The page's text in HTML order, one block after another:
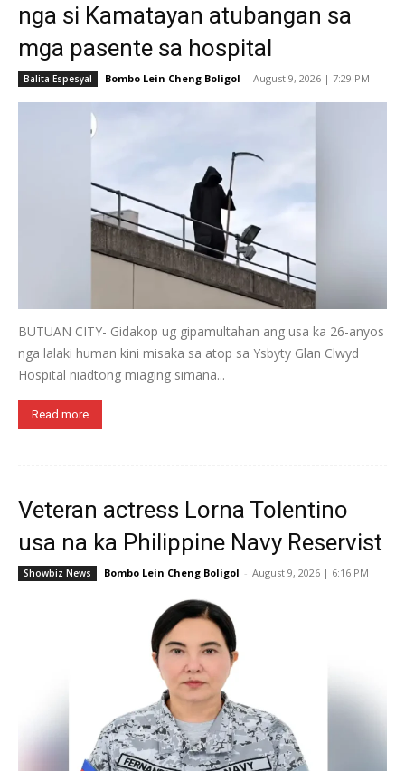
nga si Kamatayan atubangan sa
mga pasente sa hospital
Balita Espesyal Bombo Lein Cheng Boligol - August 9, 2026 | 7:29 PM
BUTUAN CITY- Gidakop ug gipamultahan ang usa ka 26-anyos
nga lalaki human kini misaka sa atop sa Ysbyty Glan Clwyd
Hospital niadtong miaging simana...
Read more
Veteran actress Lorna Tolentino
usa na ka Philippine Navy Reservist
Showbiz News Bombo Lein Cheng Boligol - August 9, 2026 | 6:16 PM